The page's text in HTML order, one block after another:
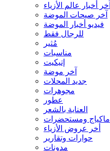
آخر أخبار عالم الأزياء
آخر صيحات الموضة
فيديو أخبار الموضة
للرجال فقط
مُثير
مناسبات
إتيكيت
آخر موضة
جديد المحلات
مجوهرات
عطور
العناية بالشعر
ماكياج ومستحضرات
أخر عروض الأزياء
حوارات وتقارير
مدونات